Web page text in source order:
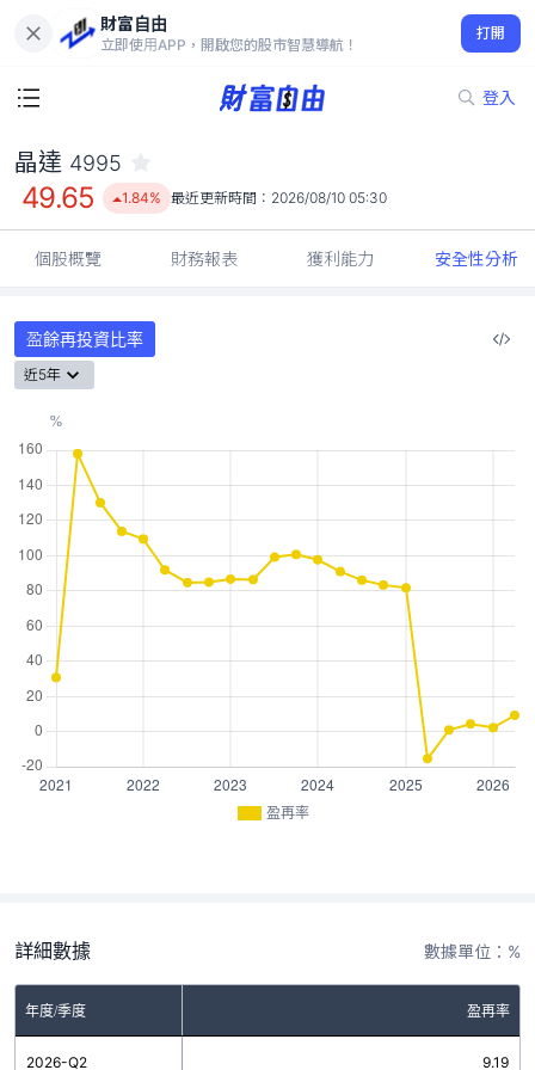
財富自由
立即使用APP，開啟您的股市智慧導航！
打開
登入
49.65
1.84%
晶達 4995
49.65 1.84% 最近更新時間： 2026/08/10 05:30
個股概覽 財務報表 獲利能力 安全性分析
盈餘再投資比率
近5年
盈再率
詳細數據 數據單位：%
年度/季度 盈再率
2026-Q2 9.19